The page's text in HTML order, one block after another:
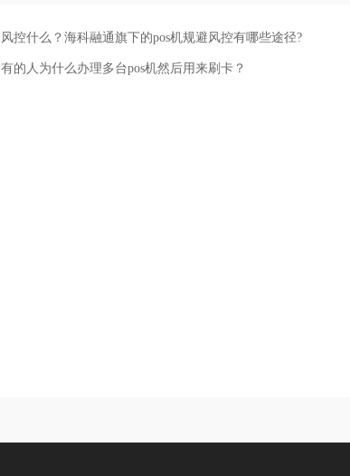
风控什么？海科融通旗下的pos机规避风控有哪些途径?
有的人为什么办理多台pos机然后用来刷卡？